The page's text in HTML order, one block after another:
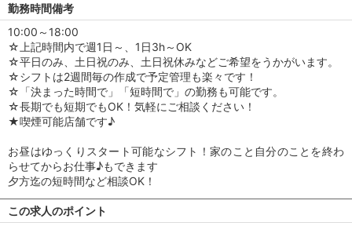
勤務時間備考
10:00～18:00
☆上記時間内で週1日～、1日3h～OK
☆平日のみ、土日祝のみ、土日祝休みなどご希望をうかがいます。
☆シフトは2週間毎の作成で予定管理も楽々です！
☆「決まった時間で」「短時間で」の勤務も可能です。
☆長期でも短期でもOK！気軽にご相談ください！
★喫煙可能店舗です♪
お昼はゆっくりスタート可能なシフト！家のこと自分のことを終わ
らせてからお仕事♪もできます
夕方迄の短時間など相談OK！
この求人のポイント